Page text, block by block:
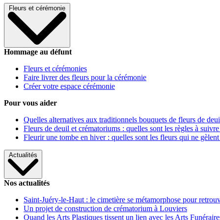
Fleurs et cérémonie
Hommage au défunt
Fleurs et cérémonies
Faire livrer des fleurs pour la cérémonie
Créer votre espace cérémonie
Pour vous aider
Quelles alternatives aux traditionnels bouquets de fleurs de
Fleurs de deuil et crématoriums : quelles sont les règles à
Fleurir une tombe en hiver : quelles sont les fleurs qui ne gèlent
Actualités
Nos actualités
Saint-Juéry-le-Haut : le cimetière se métamorphose pour
Un projet de construction de crématorium à Louviers
Quand les Arts Plastiques tissent un lien avec les Arts